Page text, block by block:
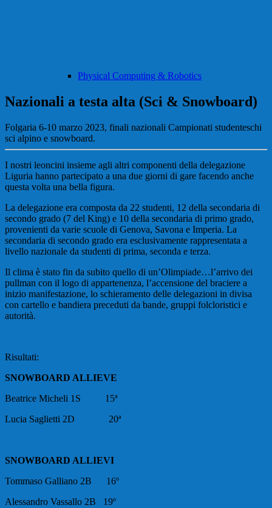
Physical Computing & Robotics
Nazionali a testa alta (Sci & Snowboard)
Folgaria 6-10 marzo 2023, finali nazionali Campionati studenteschi
sci alpino e snowboard.
I nostri leoncini insieme agli altri componenti della delegazione
Liguria hanno partecipato a una due giorni di gare facendo anche
questa volta una bella figura.
La delegazione era composta da 22 studenti, 12 della secondaria di
secondo grado (7 del King) e 10 della secondaria di primo grado,
provenienti da varie scuole di Genova, Savona e Imperia. La
secondaria di secondo grado era esclusivamente rappresentata a
livello nazionale da studenti di prima, seconda e terza.
Il clima è stato fin da subito quello di un’Olimpiade…l’arrivo dei
pullman con il logo di appartenenza, l’accensione del braciere a
inizio manifestazione, lo schieramento delle delegazioni in divisa
con cartello e bandiera preceduti da bande, gruppi folcloristici e
autorità.
Risultati:
SNOWBOARD ALLIEVE
Beatrice Micheli 1S
15ª
Lucia Saglietti 2D
20ª
SNOWBOARD ALLIEVI
Tommaso Galliano 2B
16º
Alessandro Vassallo 2B
19º